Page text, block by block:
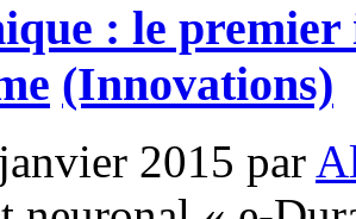
: le
(Innovations)
2015 par